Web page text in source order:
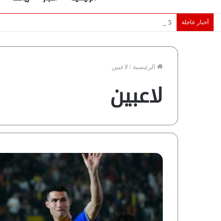
أخبار عاجلة 5 نجوم عرب يخطفون الأضواء بسوق الانتقالات الأوروبية 2026.. “رؤية” تكشف التفاصيل | إنفوجراف
الرئيسية / لاعبين
لاعبين